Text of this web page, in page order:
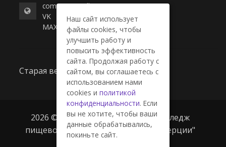
commerce-college.ru
VK
MAX
Старая версия сайта
2026 © ГАПОУ ПО "Пензенский колледж
пищевой промышленности и коммерции"
Наш сайт использует
файлы cookies, чтобы
улучшить работу и
повысить эффективность
сайта. Продолжая работу с
сайтом, вы соглашаетесь с
использованием нами
cookies и политикой
конфиденциальности. Если
вы не хотите, чтобы ваши
данные обрабатывались,
покиньте сайт.